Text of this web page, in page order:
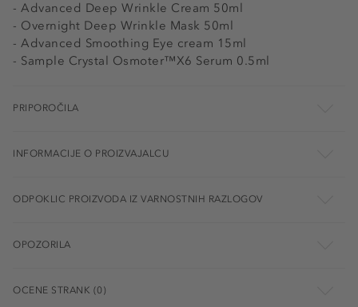
- Advanced Deep Wrinkle Cream 50ml
- Overnight Deep Wrinkle Mask 50ml
- Advanced Smoothing Eye cream 15ml
- Sample Crystal Osmoter™X6 Serum 0.5ml
PRIPOROČILA
INFORMACIJE O PROIZVAJALCU
ODPOKLIC PROIZVODA IZ VARNOSTNIH RAZLOGOV
OPOZORILA
OCENE STRANK (0)